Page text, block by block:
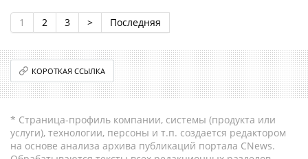
1 2 3 > Последняя
КОРОТКАЯ ССЫЛКА
* Страница-профиль компании, системы (продукта или
услуги), технологии, персоны и т.п. создается редактором
на основе анализа архива публикаций портала CNews.